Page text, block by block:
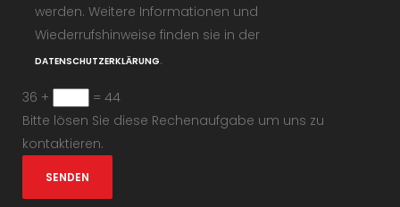
werden. Weitere Informationen und
Wiederrufshinweise finden sie in der
DATENSCHUTZERKLÄRUNG.
36 +
= 44
Bitte lösen Sie diese Rechenaufgabe um uns zu
kontaktieren.